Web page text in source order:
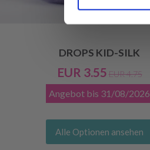
DROPS KID-SILK
EUR 3.55 EUR 4.75
Angebot bis 31/08/2026
Alle Optionen ansehen